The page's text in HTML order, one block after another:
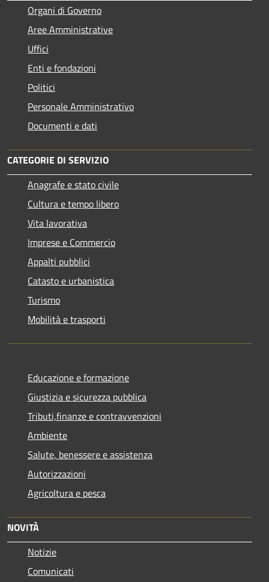
Organi di Governo
Aree Amministrative
Uffici
Enti e fondazioni
Politici
Personale Amministrativo
Documenti e dati
CATEGORIE DI SERVIZIO
Anagrafe e stato civile
Cultura e tempo libero
Vita lavorativa
Imprese e Commercio
Appalti pubblici
Catasto e urbanistica
Turismo
Mobilità e trasporti
Educazione e formazione
Giustizia e sicurezza pubblica
Tributi,finanze e contravvenzioni
Ambiente
Salute, benessere e assistenza
Autorizzazioni
Agricoltura e pesca
NOVITÀ
Notizie
Comunicati